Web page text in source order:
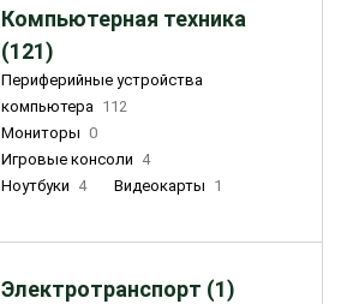
Компьютерная техника
(121)
Периферийные устройства
компьютера 112
Мониторы 0
Игровые консоли 4
Ноутбуки 4 Видеокарты 1
Электротранспорт (1)